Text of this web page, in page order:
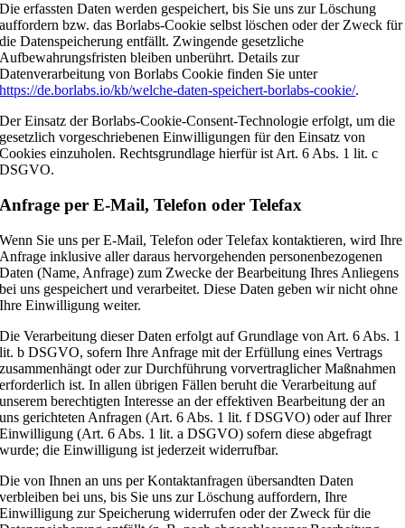
Die erfassten Daten werden gespeichert, bis Sie uns zur Löschung
auffordern bzw. das Borlabs-Cookie selbst löschen oder der Zweck für
die Datenspeicherung entfällt. Zwingende gesetzliche
Aufbewahrungsfristen bleiben unberührt. Details zur
Datenverarbeitung von Borlabs Cookie finden Sie unter
https://de.borlabs.io/kb/welche-daten-speichert-borlabs-cookie/.
Der Einsatz der Borlabs-Cookie-Consent-Technologie erfolgt, um die
gesetzlich vorgeschriebenen Einwilligungen für den Einsatz von
Cookies einzuholen. Rechtsgrundlage hierfür ist Art. 6 Abs. 1 lit. c
DSGVO.
Anfrage per E-Mail, Telefon oder Telefax
Wenn Sie uns per E-Mail, Telefon oder Telefax kontaktieren, wird Ihre
Anfrage inklusive aller daraus hervorgehenden personenbezogenen
Daten (Name, Anfrage) zum Zwecke der Bearbeitung Ihres Anliegens
bei uns gespeichert und verarbeitet. Diese Daten geben wir nicht ohne
Ihre Einwilligung weiter.
Die Verarbeitung dieser Daten erfolgt auf Grundlage von Art. 6 Abs. 1
lit. b DSGVO, sofern Ihre Anfrage mit der Erfüllung eines Vertrags
zusammenhängt oder zur Durchführung vorvertraglicher Maßnahmen
erforderlich ist. In allen übrigen Fällen beruht die Verarbeitung auf
unserem berechtigten Interesse an der effektiven Bearbeitung der an
uns gerichteten Anfragen (Art. 6 Abs. 1 lit. f DSGVO) oder auf Ihrer
Einwilligung (Art. 6 Abs. 1 lit. a DSGVO) sofern diese abgefragt
wurde; die Einwilligung ist jederzeit widerrufbar.
Die von Ihnen an uns per Kontaktanfragen übersandten Daten
verbleiben bei uns, bis Sie uns zur Löschung auffordern, Ihre
Einwilligung zur Speicherung widerrufen oder der Zweck für die